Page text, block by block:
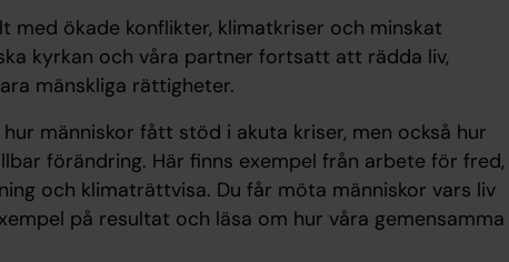
med ökade konflikter, klimatkriser och minskat
kyrkan och våra partner fortsatt att rädda liv,
mänskliga rättigheter.
människor fått stöd i akuta kriser, men också hur
förändring. Här finns exempel från arbete för fred,
och klimaträttvisa. Du får möta människor vars liv
på resultat och läsa om hur våra gemensamma